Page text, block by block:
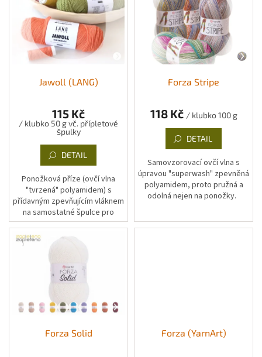
Jawoll (LANG)
115 Kč
/ klubko 50 g vč. přípletové
špulky
DETAIL
Ponožková příze (ovčí vlna
"tvrzená" polyamidem) s
přídavným zpevňujícím vláknem
na samostatné špulce pro
vyztužení paty a špičky.
Forza Stripe
118 Kč / klubko 100 g
DETAIL
Samovzorovací ovčí vlna s
úpravou "superwash" zpevněná
polyamidem, proto pružná a
odolná nejen na ponožky.
Forza Solid Forza (YarnArt)